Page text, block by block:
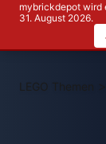
mybrickdepot wird
31. August 2026.
LEGO Themen >